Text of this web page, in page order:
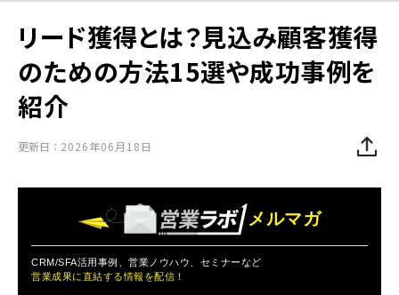
リード獲得とは？見込み顧客獲得
のための方法15選や成功事例を
紹介
更新日： 2026年06月18日
メルマガ
CRM/SFA活用事例、営業ノウハウ、セミナーなど
営業成果に直結する情報を配信！